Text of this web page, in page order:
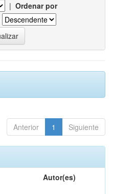
| Ordenar por
Anterior 1 Siguiente
Autor(es)